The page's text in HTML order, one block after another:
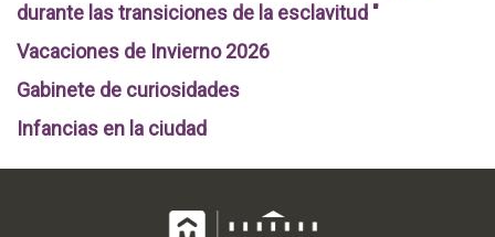
durante las transiciones de la esclavitud "
Vacaciones de Invierno 2026
Gabinete de curiosidades
Infancias en la ciudad